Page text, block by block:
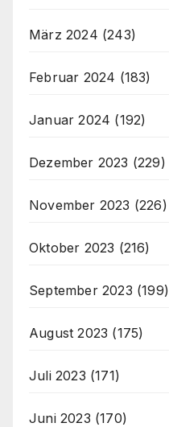
März 2024 (243)
Februar 2024 (183)
Januar 2024 (192)
Dezember 2023 (229)
November 2023 (226)
Oktober 2023 (216)
September 2023 (199)
August 2023 (175)
Juli 2023 (171)
Juni 2023 (170)